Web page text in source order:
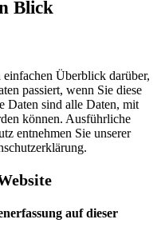
Blick
Überblick darüber,
passiert, wenn Sie diese
Daten sind alle Daten, mit
können. Ausführliche
entnehmen Sie unserer
auf dieser